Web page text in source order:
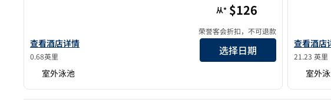
查看酒店详情：The Wayfarer San Luis Obispo, 希尔顿启缤精选
查看酒店详情
0.68英里
从* $126
荣誉客会折扣，不可退款
选择日期
室外泳池
查看酒店
查看酒店
21.23 英里
室外